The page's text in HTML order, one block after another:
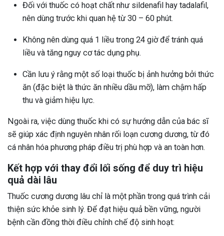
Đối với thuốc có hoạt chất như sildenafil hay tadalafil,
nên dùng trước khi quan hệ từ 30 – 60 phút.
Không nên dùng quá 1 liều trong 24 giờ để tránh quá
liều và tăng nguy cơ tác dụng phụ.
Cần lưu ý rằng một số loại thuốc bị ảnh hưởng bởi thức
ăn (đặc biệt là thức ăn nhiều dầu mỡ), làm chậm hấp
thu và giảm hiệu lực.
Ngoài ra, việc dùng thuốc khi có sự hướng dẫn của bác sĩ
sẽ giúp xác định nguyên nhân rối loạn cương dương, từ đó
cá nhân hóa phương pháp điều trị phù hợp và an toàn hơn.
Kết hợp với thay đổi lối sống để duy trì hiệu
quả dài lâu
Thuốc cương dương lâu chỉ là một phần trong quá trình cải
thiện sức khỏe sinh lý. Để đạt hiệu quả bền vững, người
bệnh cần đồng thời điều chỉnh chế độ sinh hoạt: